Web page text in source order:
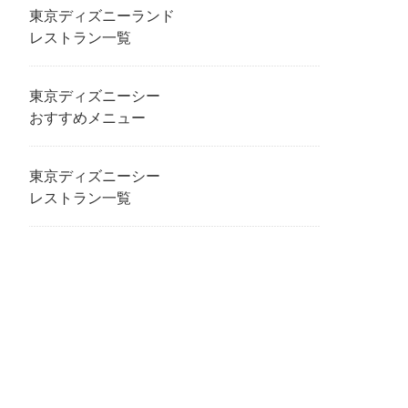
東京ディズニーランド
レストラン一覧
東京ディズニーシー
おすすめメニュー
東京ディズニーシー
レストラン一覧